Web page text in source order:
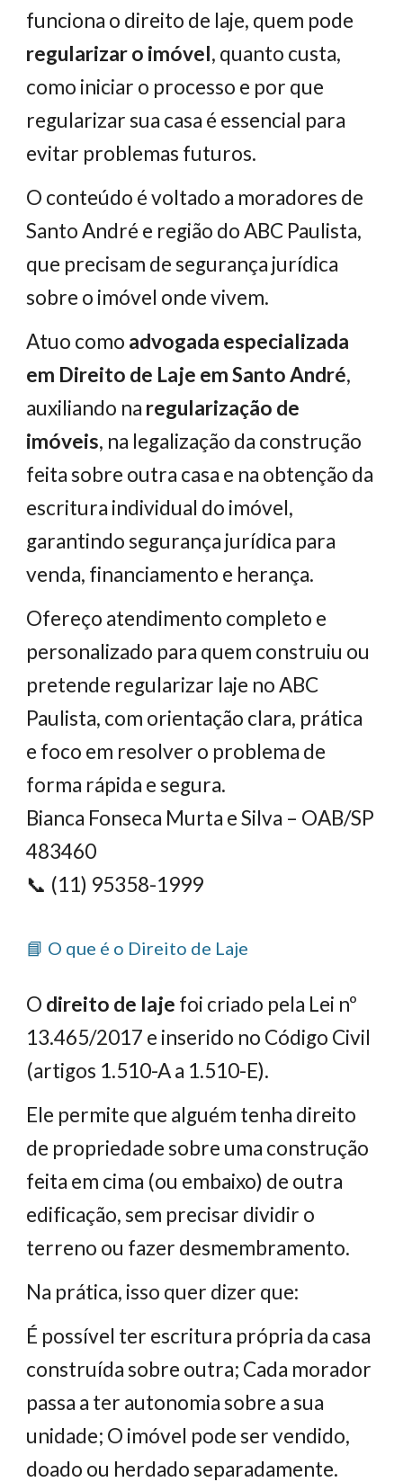
funciona o direito de laje, quem pode
regularizar o imóvel, quanto custa,
como iniciar o processo e por que
regularizar sua casa é essencial para
evitar problemas futuros.
O conteúdo é voltado a moradores de
Santo André e região do ABC Paulista,
que precisam de segurança jurídica
sobre o imóvel onde vivem.
Atuo como advogada especializada
em Direito de Laje em Santo André,
auxiliando na regularização de
imóveis, na legalização da construção
feita sobre outra casa e na obtenção da
escritura individual do imóvel,
garantindo segurança jurídica para
venda, financiamento e herança.
Ofereço atendimento completo e
personalizado para quem construiu ou
pretende regularizar laje no ABC
Paulista, com orientação clara, prática
e foco em resolver o problema de
forma rápida e segura.
Bianca Fonseca Murta e Silva – OAB/SP
483460
📞 (11) 95358-1999
📘 O que é o Direito de Laje
O direito de laje foi criado pela Lei nº
13.465/2017 e inserido no Código Civil
(artigos 1.510-A a 1.510-E).
Ele permite que alguém tenha direito
de propriedade sobre uma construção
feita em cima (ou embaixo) de outra
edificação, sem precisar dividir o
terreno ou fazer desmembramento.
Na prática, isso quer dizer que:
É possível ter escritura própria da casa
construída sobre outra; Cada morador
passa a ter autonomia sobre a sua
unidade; O imóvel pode ser vendido,
doado ou herdado separadamente.